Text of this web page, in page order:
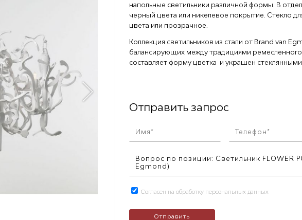
напольные светильники различной формы. В
черный цвета или никелевое покрытие. Стекло
цвета или прозрачное.
Коллекция светильников из стали от Brand van
балансирующих между традициями ремесленного
составляет форму цветка и украшен
Отправить запрос
Согласен на обработку персональных данных